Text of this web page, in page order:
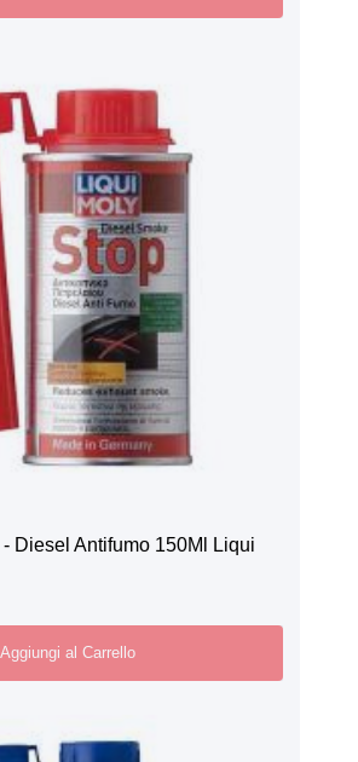
Diesel Antifumo 150Ml Liqui
Aggiungi al Carrello